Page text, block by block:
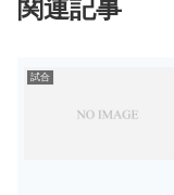
関連記事
試合